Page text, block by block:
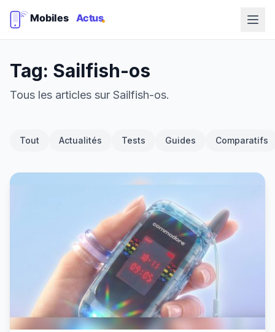
Tag: Sailfish-os
Tous les articles sur Sailfish-os.
Tout Actualités Tests Guides Comparatifs